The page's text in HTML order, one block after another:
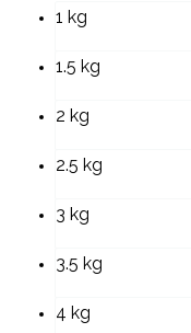
1 kg
1.5 kg
2 kg
2.5 kg
3 kg
3.5 kg
4 kg
diplomat
fructe
padure